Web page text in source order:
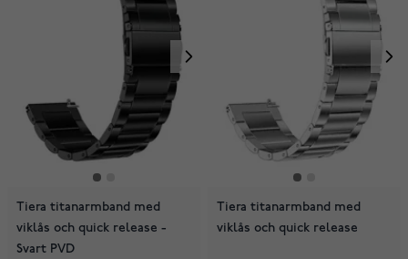
Tiera titanarmband med
viklås och quick release -
Svart PVD
Tiera titanarmband med
viklås och quick release